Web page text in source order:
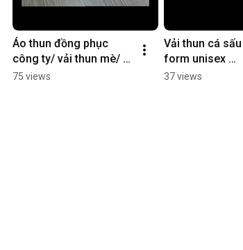
Áo thun đồng phục
công ty/ vải thun mè/
vải thun cá sấu poly
75 views
Vải thun cá
form unisex
37 views